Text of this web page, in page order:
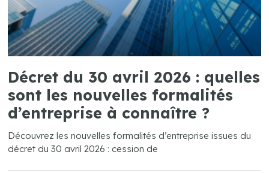
Décret du 30 avril 2026 : quelles
sont les nouvelles formalités
d’entreprise à connaître ?
Découvrez les nouvelles formalités d’entreprise issues du
décret du 30 avril 2026 : cession de